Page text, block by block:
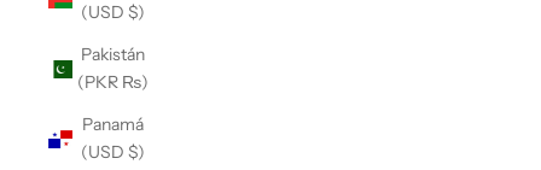
(USD $)
Pakistán
(PKR ₨)
Panamá
(USD $)